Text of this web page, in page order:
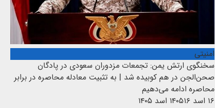
امنیتی
سخنگوی ارتش یمن: تجمعات مزدوران سعودی در پادگان
صحن‌الجن در هم کوبیده شد | به تثبیت معادله محاصره در برابر
محاصره ادامه می‌دهیم
۱۶ اسد ۱۴۰۵
۱۶ اسد ۱۴۰۵